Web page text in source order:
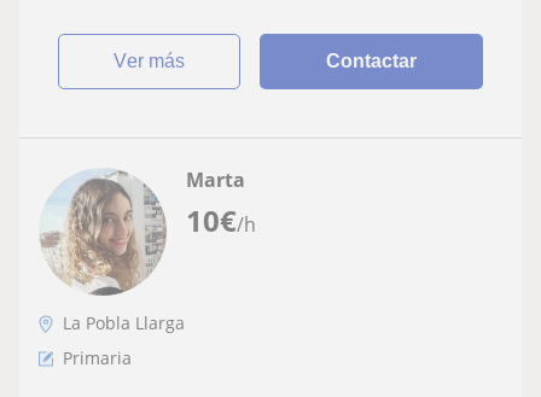
ver más Contactar
10€/h
Marta
La Pobla Llarga
Primaria